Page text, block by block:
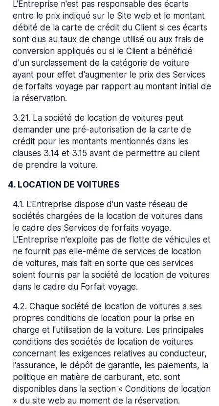
L'Entreprise n'est pas responsable des écarts
entre le prix indiqué sur le Site web et le montant
débité de la carte de crédit du Client si ces écarts
sont dus au taux de change utilisé ou aux frais de
conversion appliqués ou si le Client a bénéficié
d'un surclassement de la catégorie de voiture
ayant pour effet d'augmenter le prix des Services
de forfaits voyage par rapport au montant initial de
la réservation.
3.21. La société de location de voitures peut
demander une pré-autorisation de la carte de
crédit pour les montants mentionnés dans les
clauses 3.14 et 3.15 avant de permettre au client
de prendre la voiture.
4. LOCATION DE VOITURES
4.1. L'Entreprise dispose d'un vaste réseau de
sociétés chargées de la location de voitures dans
le cadre des Services de forfaits voyage.
L'Entreprise n'exploite pas de flotte de véhicules et
ne fournit pas elle-même de services de location
de voitures, mais fait en sorte que ces services
soient fournis par la société de location de voitures
dans le cadre du Forfait voyage.
4.2. Chaque société de location de voitures a ses
propres conditions de location pour la prise en
charge et l'utilisation de la voiture. Les principales
conditions des sociétés de location de voitures
concernant les exigences relatives au conducteur,
l'assurance, le dépôt de garantie, les paiements, la
politique en matière de carburant, etc. sont
disponibles dans la section « Conditions de location
» du site web au moment de la réservation.